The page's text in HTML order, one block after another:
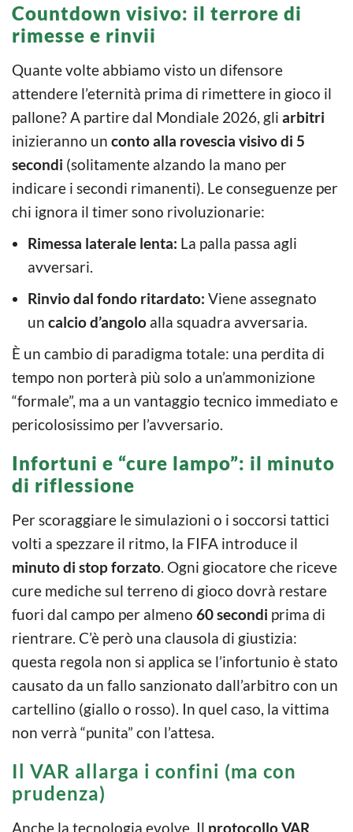
Countdown visivo: il terrore di
rimesse e rinvii
Quante volte abbiamo visto un difensore
attendere l’eternità prima di rimettere in gioco il
pallone? A partire dal Mondiale 2026, gli arbitri
inizieranno un conto alla rovescia visivo di 5
secondi (solitamente alzando la mano per
indicare i secondi rimanenti). Le conseguenze per
chi ignora il timer sono rivoluzionarie:
Rimessa laterale lenta: La palla passa agli
avversari.
Rinvio dal fondo ritardato: Viene assegnato
un calcio d’angolo alla squadra avversaria.
È un cambio di paradigma totale: una perdita di
tempo non porterà più solo a un’ammonizione
“formale”, ma a un vantaggio tecnico immediato e
pericolosissimo per l’avversario.
Infortuni e “cure lampo”: il minuto
di riflessione
Per scoraggiare le simulazioni o i soccorsi tattici
volti a spezzare il ritmo, la FIFA introduce il
minuto di stop forzato. Ogni giocatore che riceve
cure mediche sul terreno di gioco dovrà restare
fuori dal campo per almeno 60 secondi prima di
rientrare. C’è però una clausola di giustizia:
questa regola non si applica se l’infortunio è stato
causato da un fallo sanzionato dall’arbitro con un
cartellino (giallo o rosso). In quel caso, la vittima
non verrà “punita” con l’attesa.
Il VAR allarga i confini (ma con
prudenza)
Anche la tecnologia evolve. Il protocollo VAR